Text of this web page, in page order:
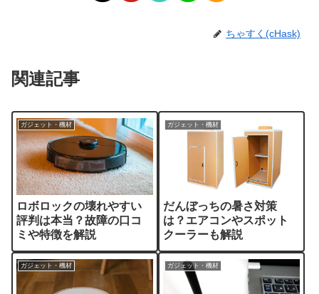
ちゃすく(cHask)
関連記事
ガジェット・機材
ロボロックの壊れやすい
評判は本当？故障の口コ
ミや特徴を解説
ガジェット・機材
だんぼっちの暑さ対策
は？エアコンやスポット
クーラーも解説
ガジェット・機材 ガジェット・機材